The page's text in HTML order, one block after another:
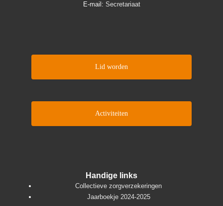
E-mail: Secretariaat
Lid worden
Activiteiten
Handige links
Collectieve zorgverzekeringen
Jaarboekje 2024-2025